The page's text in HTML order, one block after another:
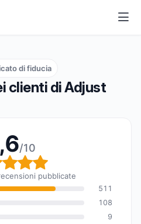
clienti di Adjust
di fiducia
/10
globale:
pubblicate
511
108
9